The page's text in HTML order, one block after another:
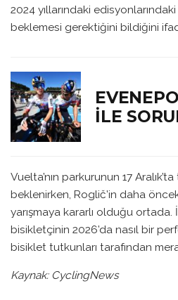
2024 yıllarındaki
beklemesi gerektiğini bildiğini
ILE
Vuelta’nın parkurunun 17
beklenirken, Roglič’in daha
yarışmaya kararlı olduğu
bisikletçinin 2026’da nasıl bir
bisiklet tutkunları tarafından
Kaynak: CyclingNews